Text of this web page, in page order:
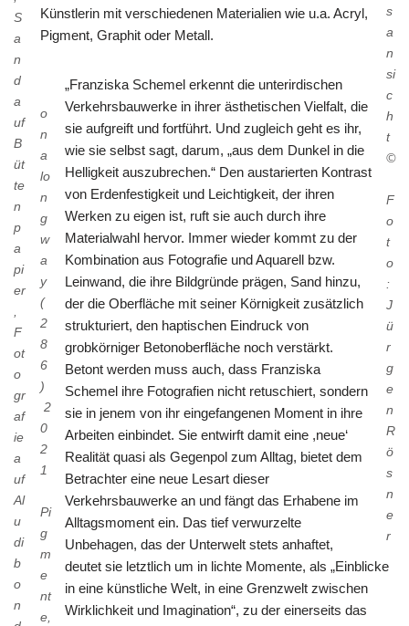
S
a
n
d
a
uf
B
üt
te
n
p
a
pi
er
F
ot
o
gr
af
ie
a
uf
Al
u
di
b
o
n
s
a
n
si
c
h
t
©
F
o
t
o
:
J
ü
r
g
e
n
R
ö
s
n
e
r
Künstlerin mit verschiedenen Materialien wie u.a. Acryl,
Pigment, Graphit oder Metall.
o
n
a
lo
n
g
w
a
y
(
2
8
6
)
2
0
2
1
Pi
g
m
e
nt
e,
„Franziska Schemel erkennt die unterirdischen
Verkehrsbauwerke in ihrer ästhetischen Vielfalt, die
sie aufgreift und fortführt. Und zugleich geht es ihr,
wie sie selbst sagt, darum, „aus dem Dunkel in die
Helligkeit auszubrechen.“ Den austarierten Kontrast
von Erdenfestigkeit und Leichtigkeit, der ihren
Werken zu eigen ist, ruft sie auch durch ihre
Materialwahl hervor. Immer wieder kommt zu der
Kombination aus Fotografie und Aquarell bzw.
Leinwand, die ihre Bildgründe prägen, Sand hinzu,
der die Oberfläche mit seiner Körnigkeit zusätzlich
strukturiert, den haptischen Eindruck von
grobkörniger Betonoberfläche noch verstärkt.
Betont werden muss auch, dass Franziska
Schemel ihre Fotografien nicht retuschiert, sondern
sie in jenem von ihr eingefangenen Moment in ihre
Arbeiten einbindet. Sie entwirft damit eine ,neue‘
Realität quasi als Gegenpol zum Alltag, bietet dem
Betrachter eine neue Lesart dieser
Verkehrsbauwerke an und fängt das Erhabene im
Alltagsmoment ein. Das tief verwurzelte
Unbehagen, das der Unterwelt stets anhaftet,
deutet sie letztlich um in lichte Momente, als „Einblicke
in eine künstliche Welt, in eine Grenzwelt zwischen
Wirklichkeit und Imagination“, zu der einerseits das